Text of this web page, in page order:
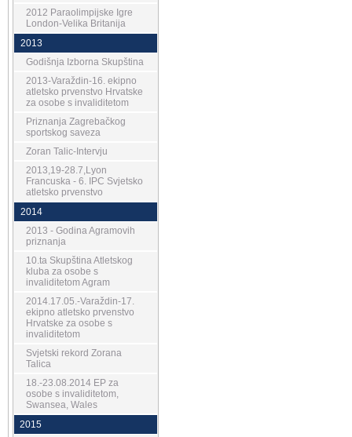
2012 Paraolimpijske Igre
London-Velika Britanija
2013
Godišnja Izborna Skupština
2013-Varaždin-16. ekipno
atletsko prvenstvo Hrvatske
za osobe s invaliditetom
Priznanja Zagrebačkog
sportskog saveza
Zoran Talic-Intervju
2013,19-28.7,Lyon
Francuska - 6. IPC Svjetsko
atletsko prvenstvo
2014
2013 - Godina Agramovih
priznanja
10.ta Skupština Atletskog
kluba za osobe s
invaliditetom Agram
2014.17.05.-Varaždin-17.
ekipno atletsko prvenstvo
Hrvatske za osobe s
invaliditetom
Svjetski rekord Zorana
Talica
18.-23.08.2014 EP za
osobe s invaliditetom,
Swansea, Wales
2015